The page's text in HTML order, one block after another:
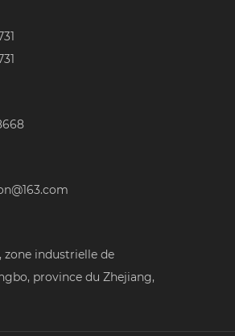
zone industrielle de
province du Zhejiang,